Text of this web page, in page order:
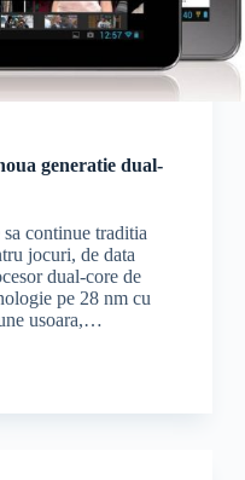
generatie dual-
continue traditia
jocuri, de data
dual-core de
pe 28 nm cu
usoara,…